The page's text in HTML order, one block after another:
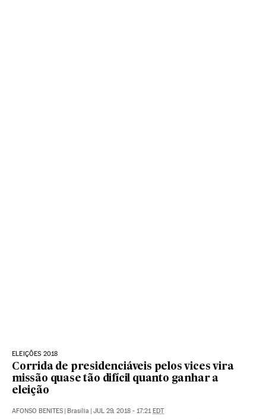
ELEIÇÕES 2018
Corrida de presidenciáveis pelos vices vira
missão quase tão difícil quanto ganhar a
eleição
AFONSO BENITES | Brasília | JUL 29, 2018 - 17:21EDT